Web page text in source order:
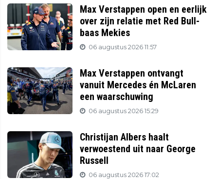
Max Verstappen open en eerlijk
over zijn relatie met Red Bull-
baas Mekies
06 augustus 2026 11:57
Max Verstappen ontvangt
vanuit Mercedes én McLaren
een waarschuwing
06 augustus 2026 15:29
Christijan Albers haalt
verwoestend uit naar George
Russell
06 augustus 2026 17:02